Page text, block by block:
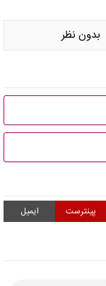
بدون نظر
پینترست ایمیل